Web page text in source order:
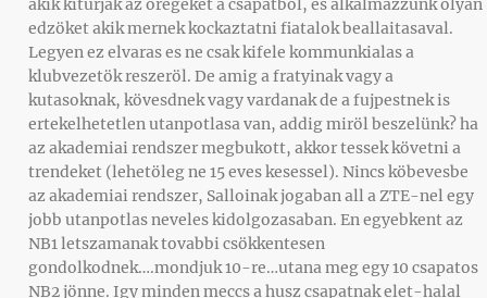
akik kiturjak az öregeket a csapatbol, es alkalmazzunk olyan
edzöket akik mernek kockaztatni fiatalok beallaitasaval.
Legyen ez elvaras es ne csak kifele kommunkialas a
klubvezetök reszeröl. De amig a fratyinak vagy a
kutasoknak, kövesdnek vagy vardanak de a fujpestnek is
ertekelhetetlen utanpotlasa van, addig miröl beszelünk? ha
az akademiai rendszer megbukott, akkor tessek követni a
trendeket (lehetöleg ne 15 eves kesessel). Nincs köbevesbe
az akademiai rendszer, Salloinak jogaban all a ZTE-nel egy
jobb utanpotlas neveles kidolgozasaban. En egyebkent az
NB1 letszamanak tovabbi csökkentesen
gondolkodnek….mondjuk 10-re…utana meg egy 10 csapatos
NB2 jönne. Igy minden meccs a husz csapatnak elet-halal